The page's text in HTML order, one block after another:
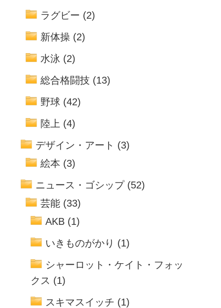
ラグビー (2)
新体操 (2)
水泳 (2)
総合格闘技 (13)
野球 (42)
陸上 (4)
デザイン・アート (3)
絵本 (3)
ニュース・ゴシップ(52)
芸能 (33)
AKB (1)
いきものがかり (1)
シャーロット・ケイト・フォッ
クス (1)
スキマスイッチ (1)